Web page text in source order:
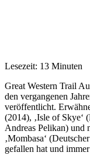
Lesezeit: 13 Minuten
Great Western Trail
den vergangenen
veröffentlicht.
(2014), ‚Isle of Skye‘
Andreas Pelikan) und
‚Mombasa‘
gefallen hat und